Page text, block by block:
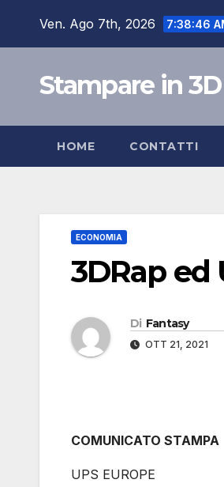
Ven. Ago 7th, 2026 7:38:46
Stampare in 3D
HOME CONTATTI
ECONOMIA
3DRap ed
Di Fantasy
OTT 21, 2021
COMUNICATO STAMPA
UPS EUROPE